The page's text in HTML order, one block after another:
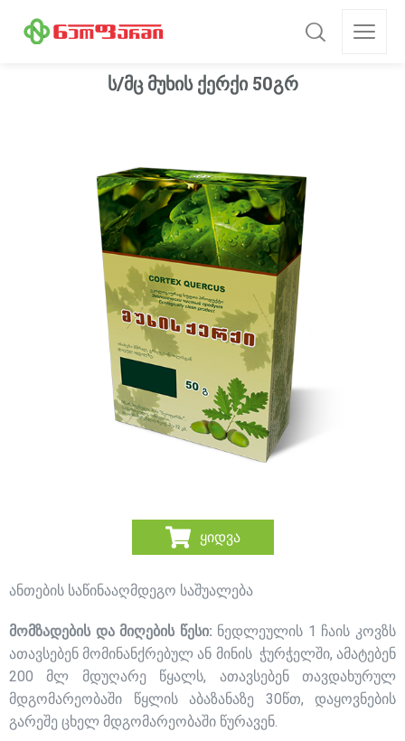
ს/მც მუხის ქერქი 50გრ
ყიდვა
ანთების საწინააღმდეგო საშუალება
მომზადების და მიღების წესი: ნედლეულის 1 ჩაის კოვზს
ათავსებენ მომინანქრებულ ან მინის ჭურჭელში, ამატებენ
200 მლ მდუღარე წყალს, ათავსებენ თავდახურულ
მდგომარეობაში წყლის აბაზანაზე 30წთ, დაყოვნების
გარეშე ცხელ მდგომარეობაში წურავენ.